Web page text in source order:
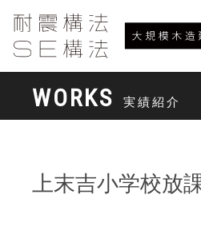
WORKS 実績紹介
上末吉小学校放